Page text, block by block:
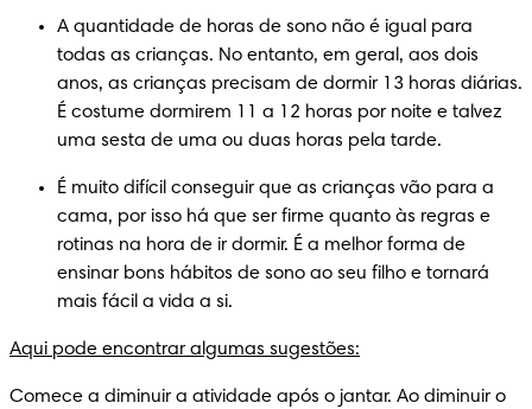
A quantidade de horas de sono não é igual para
todas as crianças. No entanto, em geral, aos dois
anos, as crianças precisam de dormir 13 horas diárias.
É costume dormirem 11 a 12 horas por noite e talvez
uma sesta de uma ou duas horas pela tarde.
É muito difícil conseguir que as crianças vão para a
cama, por isso há que ser firme quanto às regras e
rotinas na hora de ir dormir. É a melhor forma de
ensinar bons hábitos de sono ao seu filho e tornará
mais fácil a vida a si.
Aqui pode encontrar algumas sugestões:
Comece a diminuir a atividade após o jantar. Ao diminuir o